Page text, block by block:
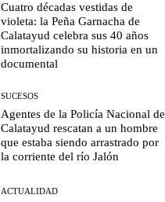
Cuatro décadas vestidas de
violeta: la Peña Garnacha de
Calatayud celebra sus 40 años
inmortalizando su historia en un
documental
SUCESOS
Agentes de la Policía Nacional de
Calatayud rescatan a un hombre
que estaba siendo arrastrado por
la corriente del río Jalón
ACTUALIDAD